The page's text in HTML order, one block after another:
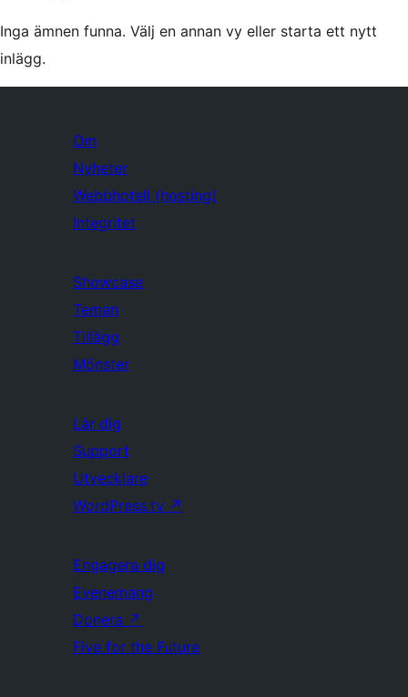
Inga ämnen funna. Välj en annan vy eller starta ett nytt
inlägg.
Om
Nyheter
Webbhotell (hosting)
Integritet
Showcase
Teman
Tillägg
Mönster
Lär dig
Support
Utvecklare
WordPress.tv ↗
Engagera dig
Evenemang
Donera ↗
Five for the Future